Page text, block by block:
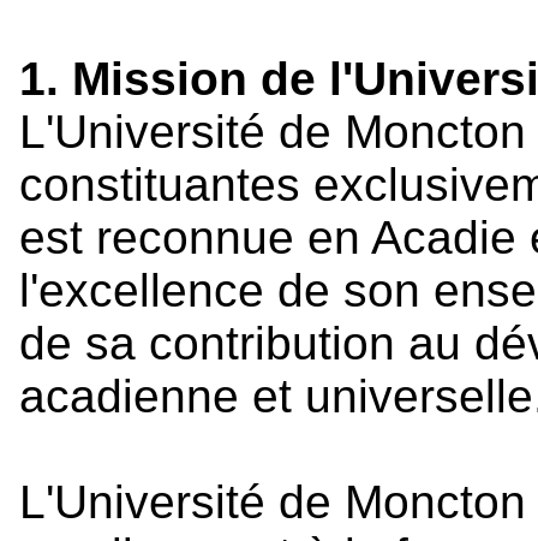
1. Mission de
L'Université de
constituantes
est reconnue en
l'excellence de son
de sa contribution au
acadienne et
L'Université de